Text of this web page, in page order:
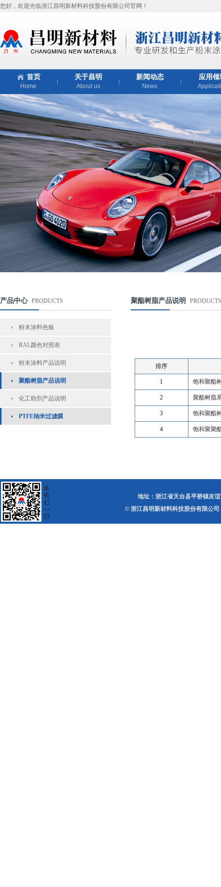
您好，欢迎光临浙江昌明新材料科技股份有限公司官网！
首页
Home
关于昌明
About us
新闻动态
News
应用领
产品中心 PRODUCTS
粉末涂料色板
RAL颜色对照表
粉末涂料产品说明
聚酯树脂产品说明
化工助剂产品说明
PTFE纳米过滤膜
聚酯树脂产品说明 PRODUCTS
排序
1 饱和聚酯
2 聚酯树脂
3 饱和聚酯
4 饱和聚聚
地址：浙江省天台县平桥镇友
© 浙江昌明新材料科技股份有限公司